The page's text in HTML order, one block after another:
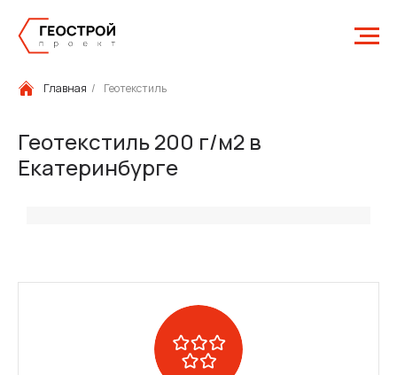
Главная / Геотекстиль
Геотекстиль 200 г/м2 в
Екатеринбурге